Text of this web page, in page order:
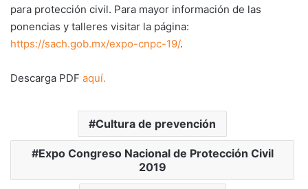
para protección civil. Para mayor información de las
ponencias y talleres visitar la página:
https://sach.gob.mx/expo-cnpc-19/.
Descarga PDF aquí.
Cultura de prevención
Expo Congreso Nacional de Protección Civil
2019